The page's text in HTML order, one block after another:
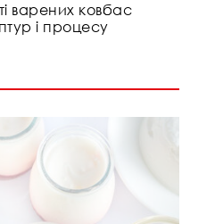
варених ковбас
і процесу